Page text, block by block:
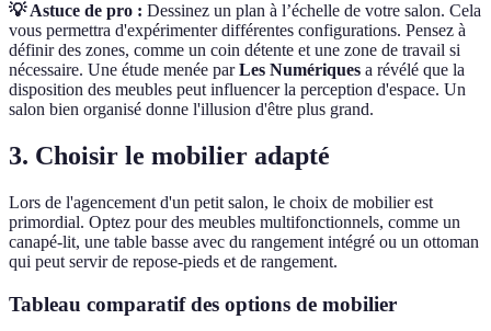
💡 Astuce de pro : Dessinez un plan à l’échelle de votre salon. Cela
vous permettra d'expérimenter différentes configurations. Pensez à
définir des zones, comme un coin détente et une zone de travail si
nécessaire. Une étude menée parLes Numériques a révélé que la
disposition des meubles peut influencer la perception d'espace. Un
salon bien organisé donne l'illusion d'être plus grand.
3. Choisir le mobilier adapté
Lors de l'agencement d'un petit salon, le choix de mobilier est
primordial. Optez pour des meubles multifonctionnels, comme un
canapé-lit, une table basse avec du rangement intégré ou un ottoman
qui peut servir de repose-pieds et de rangement.
Tableau comparatif des options de mobilier